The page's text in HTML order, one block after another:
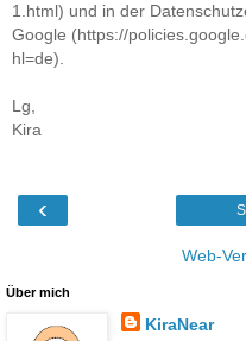
1.html) und in der
Google (https://
hl=de).
Lg,
Kira
‹
Web-
Über mich
KiraNear